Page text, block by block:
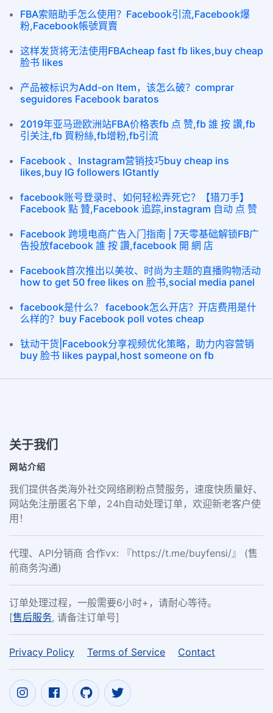
FBA索赔助手怎么使用？Facebook引流,Facebook爆
粉,Facebook帳號買賣
这样发货将无法使用FBAcheap fast fb likes,buy cheap
脸书 likes
产品被标识为Add-on Item，该怎么破？comprar
seguidores Facebook baratos
2019年亚马逊欧洲站FBA价格表fb 点 赞,fb 誰 按 讚,fb
引关注,fb 買粉絲,fb增粉,fb引流
Facebook 、Instagram营销技巧buy cheap ins
likes,buy IG followers IGtantly
facebook账号登录时、如何轻松弄死它？【猎刀手】
Facebook 點 贊,Facebook 追踪,instagram 自动 点 赞
Facebook 跨境电商广告入门指南 | 7天零基础解锁FB广
告投放facebook 誰 按 讚,facebook 開 網 店
Facebook首次推出以美妆、时尚为主题的直播购物活动
how to get 50 free likes on 脸书,social media panel
facebook是什么？ facebook怎么开店？开店费用是什
么样的？buy Facebook poll votes cheap
钛动干货|Facebook分享视频优化策略，助力内容营销
buy 脸书 likes paypal,host someone on fb
关于我们
网站介绍
我们提供各类海外社交网络刷粉点赞服务，速度快质量好、
网站免注册匿名下单，24h自动处理订单，欢迎新老客户使
用！
代理、API分销商 合作vx: 『https://t.me/buyfensi/』 (售
前商务沟通)
订单处理过程，一般需要6小时+，请耐心等待。
[售后服务, 请备注订单号]
Privacy Policy Terms of Service Contact